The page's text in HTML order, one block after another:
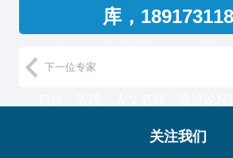
库，
教授和500强企业高管，汇聚国内
升维！
下一位专家
关注我们